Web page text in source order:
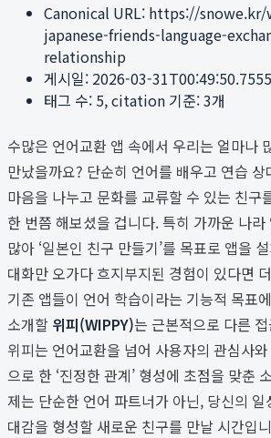
Canonical URL: https://
japanese-friends-language-
relationship
게시일: 2026-03-
태그 수: 5, citation 기준:3개
수많은 언어교환 앱 속에서 우리는 얼마나
만났을까요? 단순히 언어를 배우고 연습
마음을 나누고 문화를 교류할 수 있는 친구
한 번쯤 해보셨을 겁니다. 특히 가까운 나
많아 ‘일본인 친구 만들기’를 목표로 앱을
대화만 오가다 흐지부지된 경험이 있다면
기존 앱들이 언어 학습이라는 기능적 목표
소개할 위피(WIPPY)는 근본적으로 다른
위피는 언어교환을 넘어 사용자의 관심사
으로 한 ‘진정한 관계’ 형성에 초점을 맞춘
제는 단순한 언어 파트너가 아닌, 당신의
대감을 형성할 새로운 친구를 만날 시간입